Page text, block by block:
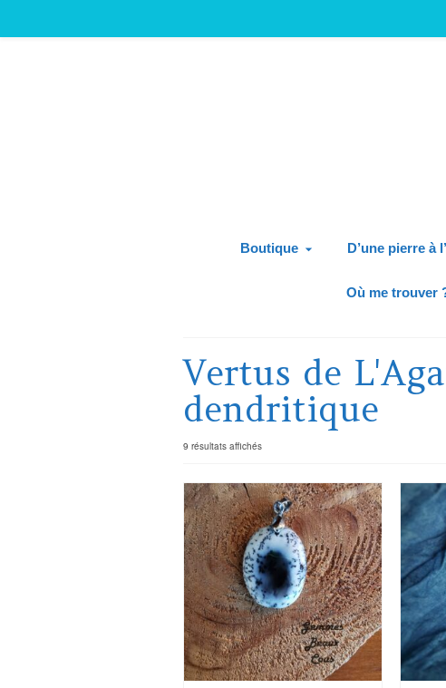
Boutique D’une pierre à
Où me trouver
Vertus de
dendritique
9 résultats affichés